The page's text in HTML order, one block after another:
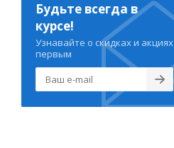
Будьте всегда в
курсе!
Узнавайте о скидках и акциях
первым